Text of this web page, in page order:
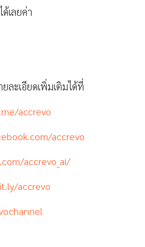
เลยค่า
ะเอียดเพิ่มเติมได้ที่
accrevo
accrevo
accrevo_ai/
accrevo